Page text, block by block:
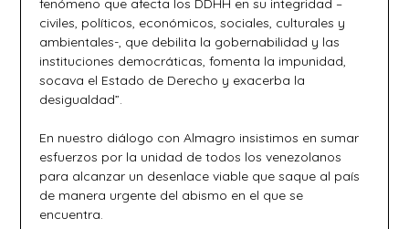
fenómeno que afecta los DDHH en su integridad –
civiles, políticos, económicos, sociales, culturales y
ambientales-, que debilita la gobernabilidad y las
instituciones democráticas, fomenta la impunidad,
socava el Estado de Derecho y exacerba la
desigualdad”.
En nuestro diálogo con Almagro insistimos en sumar
esfuerzos por la unidad de todos los venezolanos
para alcanzar un desenlace viable que saque al país
de manera urgente del abismo en el que se
encuentra.